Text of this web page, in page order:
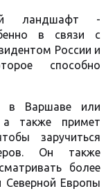
ландшафт -
в связи с
России и
способно
в Варшаве или
также примет
заручиться
Он также
более
Северной Европы